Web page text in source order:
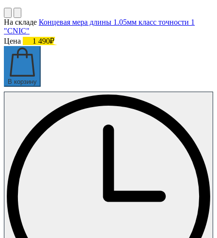
На складе Концевая мера длины 1.05мм класс точности 1
"CNIC"
Цена
1 490₽
В корзину